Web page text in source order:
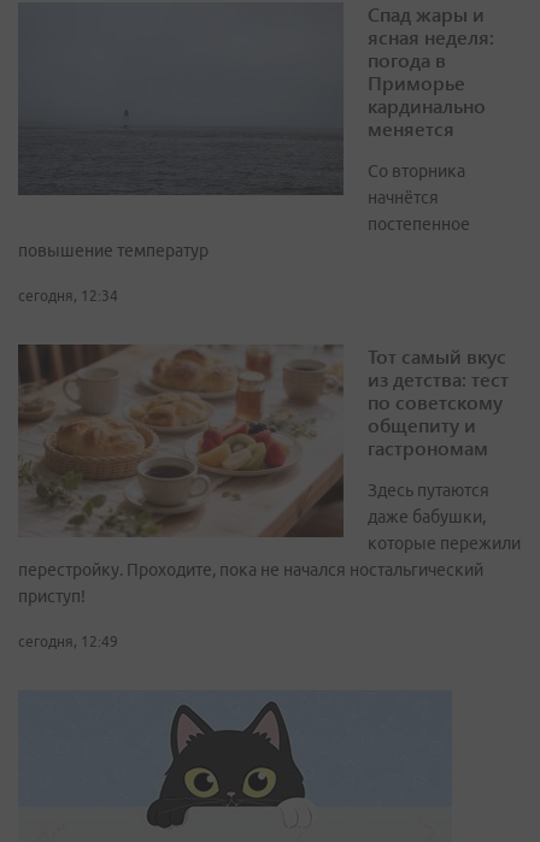
Спад жары и
ясная неделя:
погода в
Приморье
кардинально
меняется
Со вторника
начнётся
постепенное
повышение температур
сегодня, 12:34
Тот самый вкус
из детства: тест
по советскому
общепиту и
гастрономам
Здесь путаются
даже бабушки,
которые пережили
перестройку. Проходите, пока не начался ностальгический
приступ!
сегодня, 12:49